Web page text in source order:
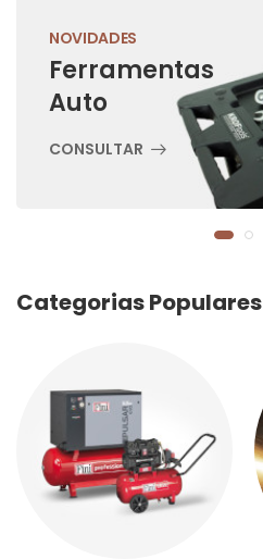
NOVIDADES
Ferramentas
Auto
CONSULTAR
Categorias Populares